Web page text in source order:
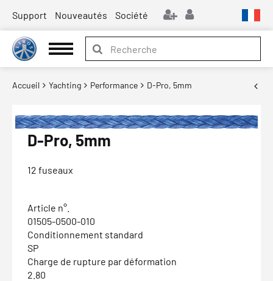
Support Nouveautés Société
Accueil Yachting Performance D-Pro, 5mm
D-Pro, 5mm
12 fuseaux
Article n°.
01505-0500-010
Conditionnement standard
SP
Charge de rupture par déformation
2.80